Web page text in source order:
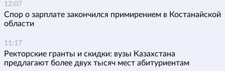
12:07
Спор о зарплате закончился примирением в Костанайской
области
11:17
Ректорские гранты и скидки: вузы Казахстана
предлагают более двух тысяч мест абитуриентам